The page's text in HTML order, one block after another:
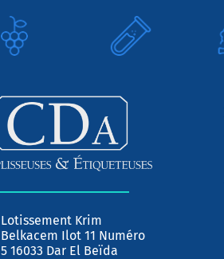
Lotissement Krim
Belkacem Ilot 11 Numéro
5 16033 Dar El Beïda